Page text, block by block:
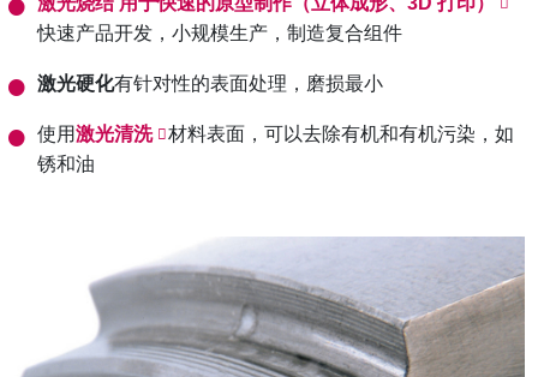
快速产品开发，小规模生产，制造复合组件
激光硬化有针对性的表面处理，磨损最小
使用激光清洗
材料表面，可以去除有机和有机污染，如
锈和油